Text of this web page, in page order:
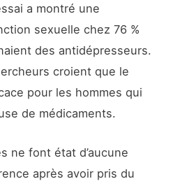
a montré une
sexuelle chez 76 %
des antidépresseurs.
croient que le
pour les hommes qui
de médicaments.
ne font état d’aucune
après avoir pris du